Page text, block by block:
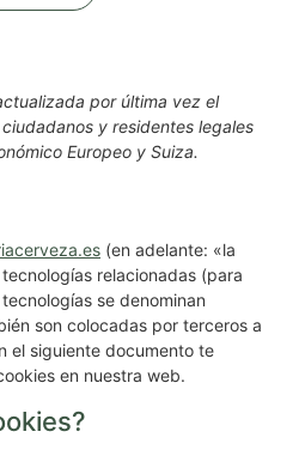
por última vez el
y residentes legales
Europeo y Suiza.
(en adelante: «la
relacionadas (para
se denominan
son colocadas por terceros a
el siguiente documento te
en nuestra web.